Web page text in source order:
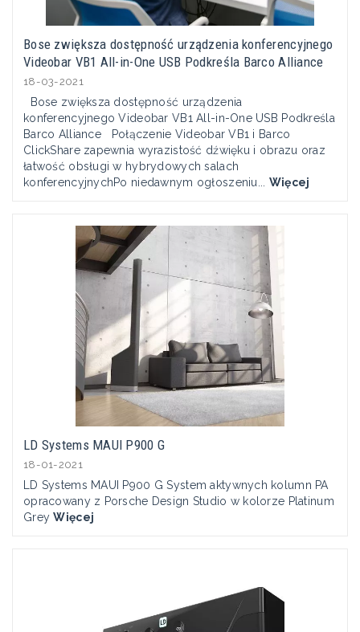
Bose zwiększa dostępność urządzenia konferencyjnego
Videobar VB1 All-in-One USB Podkreśla Barco Alliance
18-03-2021
Bose zwiększa dostępność urządzenia
konferencyjnego Videobar VB1 All-in-One USB Podkreśla
Barco Alliance Połączenie Videobar VB1 i Barco
ClickShare zapewnia wyrazistość dźwięku i obrazu oraz
łatwość obsługi w hybrydowych salach
konferencyjnychPo niedawnym ogłoszeniu... Więcej
LD Systems MAUI P900 G
18-01-2021
LD Systems MAUI P900 G System aktywnych kolumn PA
opracowany z Porsche Design Studio w kolorze Platinum
GreyWięcej